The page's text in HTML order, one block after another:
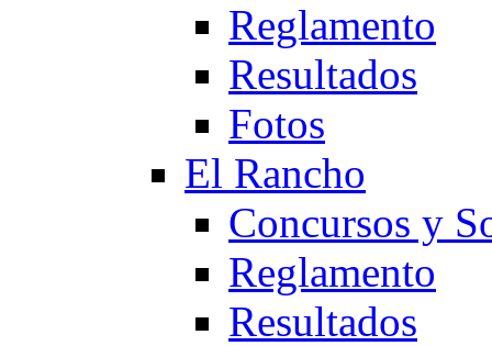
Reglamento
Resultados
Fotos
El Rancho
Concursos y
Reglamento
Resultados